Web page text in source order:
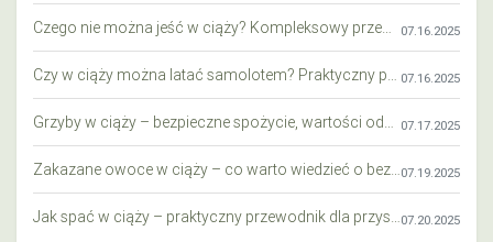
07.16.2025
07.16.2025
07.17.2025
07.19.2025
07.20.2025